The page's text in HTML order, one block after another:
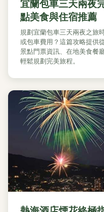
宜蘭包車三天兩夜
點美食與住宿推薦
規劃宜蘭包車三天兩夜之旅
或包車費用？這篇攻略提供
景點門票資訊、在地美食餐
輕鬆規劃完美旅程。